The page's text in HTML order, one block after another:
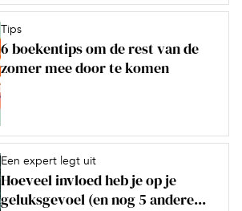
Tips
6 boekentips om de rest van de
zomer mee door te komen
Een expert legt uit
Hoeveel invloed heb je op je
geluksgevoel (en nog 5 andere...